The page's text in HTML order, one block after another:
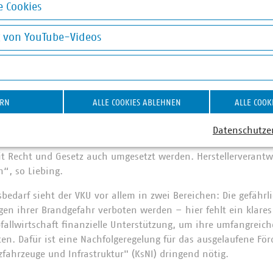
VKU wurden aufgegriffen:
werden klare Zuständigkeiten für die Sammlung
der E-Bike-Batterien) geschaffen – positiv ist, dass
nicht für Batterien aus gewerblichen
Fortschritte: Die systematische separate Erfassung der
erhöht die Sicherheit und Effizienz in der
stärkt die Herstellerverantwortung und sorgt
doch bei dessen Start hakt es weiterhin: Registrierung
damit das System seine Wirkung entfalten kann.
Recht und Gesetz auch umgesetzt werden.
so Liebing.
sieht der VKU vor allem in zwei Bereichen: Die
ihrer Brandgefahr verboten werden – hier fehlt ein
finanzielle Unterstützung, um ihre
Dafür ist eine Nachfolgeregelung für das ausgelaufene
und Infrastruktur" (KsNI) dringend nötig.
Cookies
von YouTube-Videos
YouTube-Videos
ALLE COOKIES ABLEHNEN ALLE